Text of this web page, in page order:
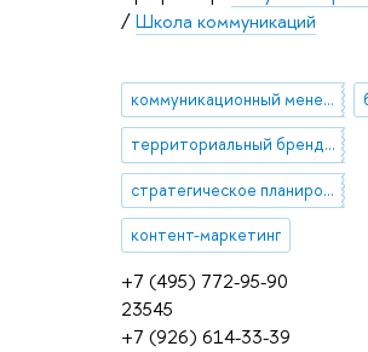
+7 (495) 772-95-90
23545
+7 (926) 614-33-39
/Школа коммуникаций
коммуникационный менеджмент
территориальный брендинг
стратегическое планирование коммуникаций
контент-маркетинг